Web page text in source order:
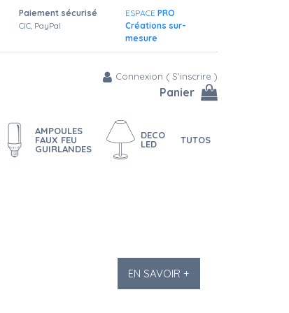
Paiement sécurisé
CIC, PayPal
ESPACE PRO
Créations sur-
mesure
Connexion ( S'inscrire )
Panier
AMPOULES
FAUX FEU
GUIRLANDES
DECO
LED
TUTOS
EN SAVOIR +